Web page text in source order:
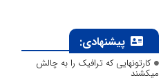
پیشنهادی:
کارتونهایی که ترافیک را به چالش
میکشند